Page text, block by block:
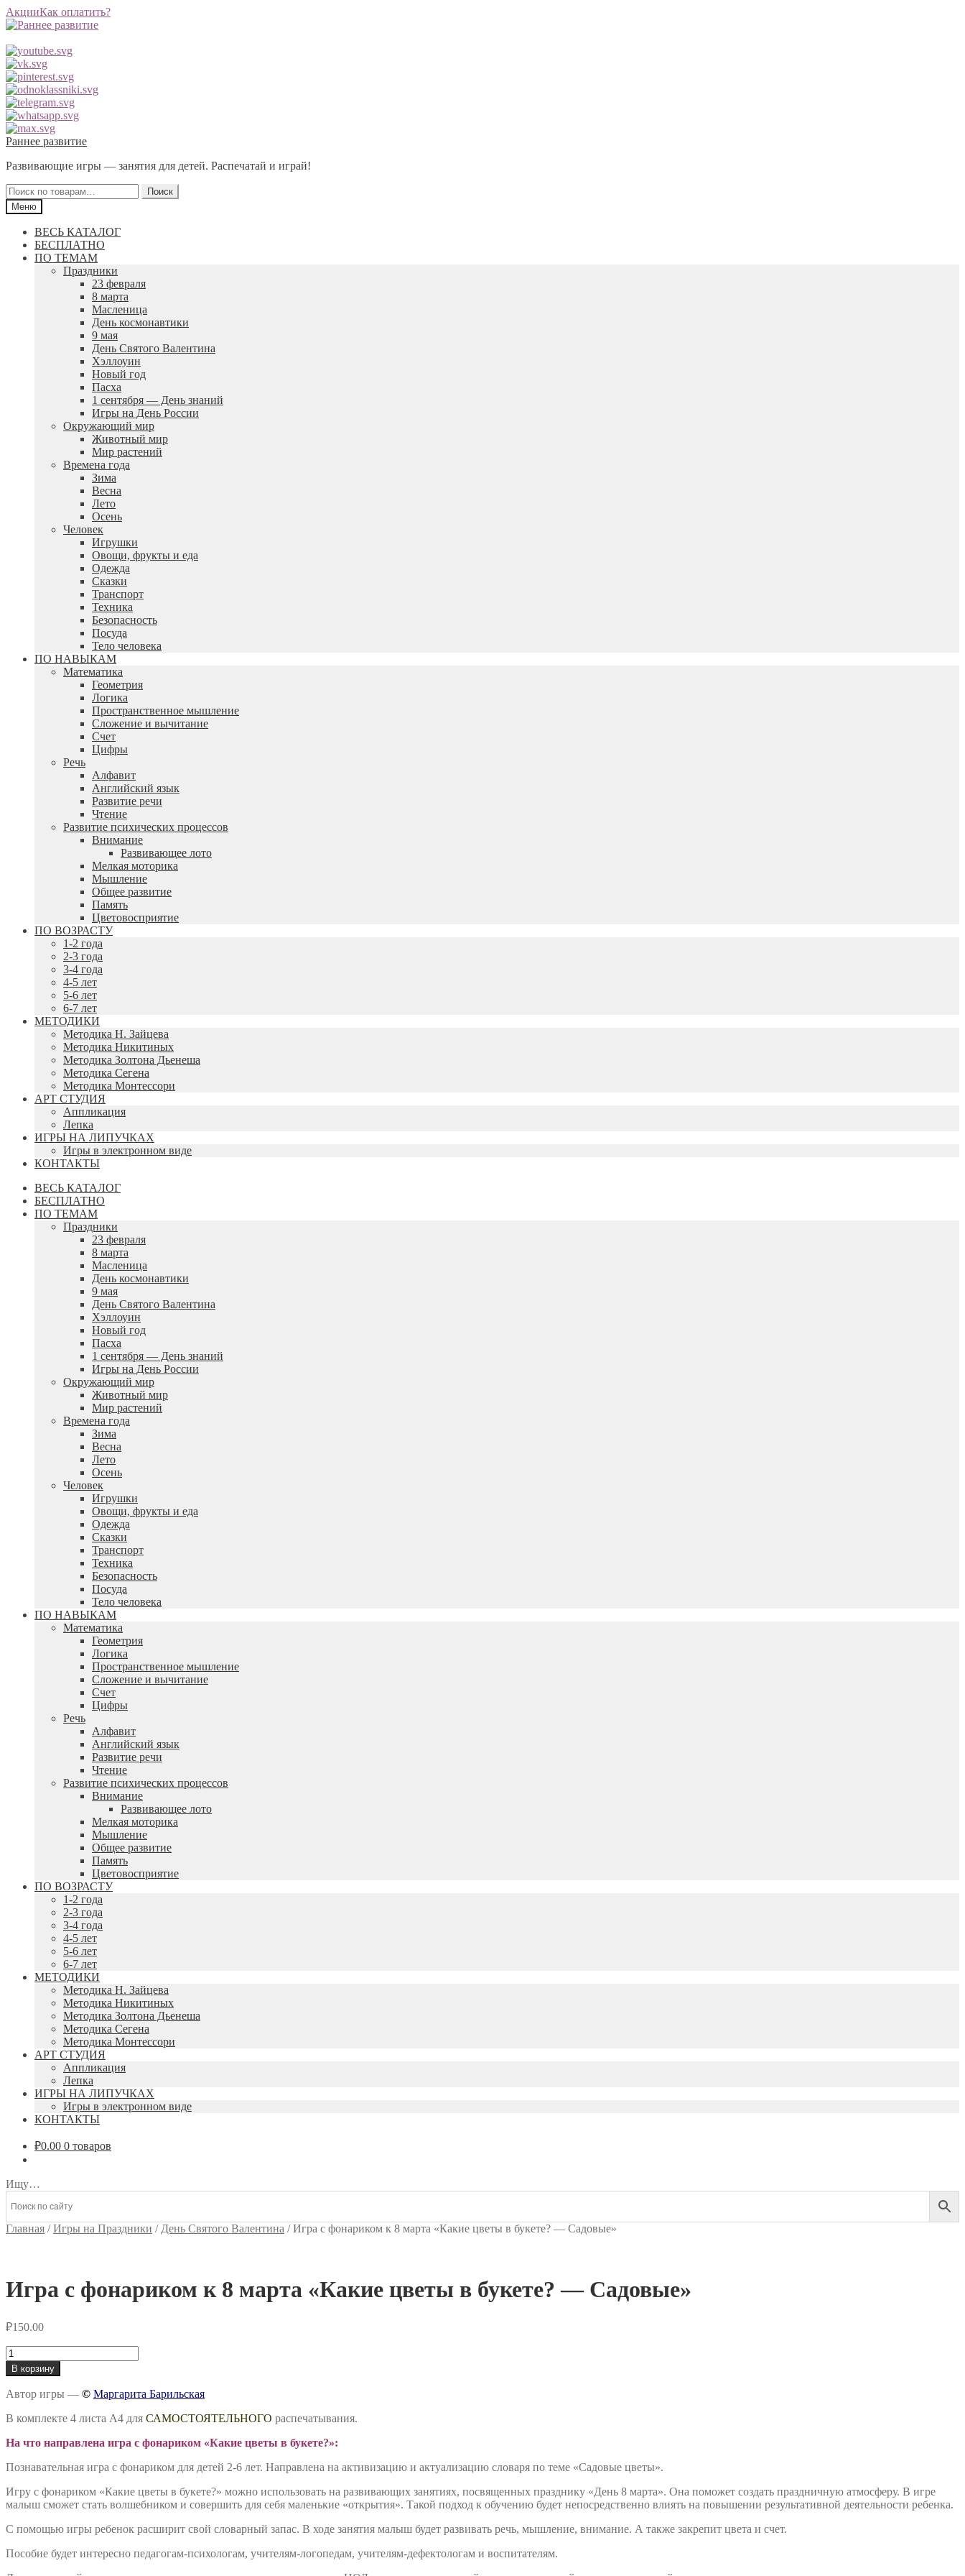
АкцииКак оплатить?
Перейти
навигации
Перейти
содержимому
Раннее развитие
Развивающие игры — занятия для детей. Распечатай и играй!
Искать:
Поиск
Меню
ВЕСЬ КАТАЛОГ
БЕСПЛАТНО
ПО ТЕМАМ
Праздники
23 февраля
8 марта
Масленица
День космонавтики
9 мая
День Святого Валентина
Хэллоуин
Новый год
Пасха
1 сентября — День знаний
Игры на День России
Окружающий мир
Животный мир
Мир растений
Времена года
Зима
Весна
Лето
Осень
Человек
Игрушки
Овощи, фрукты и еда
Одежда
Сказки
Транспорт
Техника
Безопасность
Посуда
Тело человека
ПО НАВЫКАМ
Математика
Геометрия
Логика
Пространственное мышление
Сложение и вычитание
Счет
Цифры
Речь
Алфавит
Английский язык
Развитие речи
Чтение
Развитие психических процессов
Внимание
Развивающее лото
Мелкая моторика
Мышление
Общее развитие
Память
Цветовосприятие
ПО ВОЗРАСТУ
1-2 года
2-3 года
3-4 года
4-5 лет
5-6 лет
6-7 лет
МЕТОДИКИ
Методика Н. Зайцева
Методика Никитиных
Методика Золтона Дьенеша
Методика Сегена
Методика Монтессори
АРТ СТУДИЯ
Аппликация
Лепка
ИГРЫ НА ЛИПУЧКАХ
Игры в электронном виде
КОНТАКТЫ
ВЕСЬ КАТАЛОГ
БЕСПЛАТНО
ПО ТЕМАМ
Праздники
23 февраля
8 марта
Масленица
День космонавтики
9 мая
День Святого Валентина
Хэллоуин
Новый год
Пасха
1 сентября — День знаний
Игры на День России
Окружающий мир
Животный мир
Мир растений
Времена года
Зима
Весна
Лето
Осень
Человек
Игрушки
Овощи, фрукты и еда
Одежда
Сказки
Транспорт
Техника
Безопасность
Посуда
Тело человека
ПО НАВЫКАМ
Математика
Геометрия
Логика
Пространственное мышление
Сложение и вычитание
Счет
Цифры
Речь
Алфавит
Английский язык
Развитие речи
Чтение
Развитие психических процессов
Внимание
Развивающее лото
Мелкая моторика
Мышление
Общее развитие
Память
Цветовосприятие
ПО ВОЗРАСТУ
1-2 года
2-3 года
3-4 года
4-5 лет
5-6 лет
6-7 лет
МЕТОДИКИ
Методика Н. Зайцева
Методика Никитиных
Методика Золтона Дьенеша
Методика Сегена
Методика Монтессори
АРТ СТУДИЯ
Аппликация
Лепка
ИГРЫ НА ЛИПУЧКАХ
Игры в электронном виде
КОНТАКТЫ
₽0.00 0 товаров
Ищу…
Главная /Игры на Праздники / День Святого Валентина /Игра с фонариком к 8 марта «Какие цветы в букете? — Садовые»
Игра с фонариком к 8 марта «Какие цветы в букете? — Садовые»
₽150.00
Количество
товара
Игра
с
фонариком
к
марта
цветы
букете?
-
В корзину
Автор игры — © Маргарита Барильская
В комплекте 4 листа А4 для САМОСТОЯТЕЛЬНОГО распечатывания.
На что направлена игра с фонариком «Какие цветы в букете?»:
Познавательная игра с фонариком для детей 2-6 лет. Направлена на активизацию и актуализацию словаря по теме «Садовые цветы».
Игру с фонариком «Какие цветы в букете?» можно использовать на развивающих занятиях, посвященных празднику «День 8 марта». Она поможет создать праздничную атмосферу. В игре
малыш сможет стать волшебником и совершить для себя маленькие «открытия». Такой подход к обучению будет непосредственно влиять на повышении результативной деятельности ребенка.
С помощью игры ребенок расширит свой словарный запас. В ходе занятия малыш будет развивать речь, мышление, внимание. А также закрепит цвета и счет.
Пособие будет интересно педагогам-психологам, учителям-логопедам, учителям-дефектологам и воспитателям.